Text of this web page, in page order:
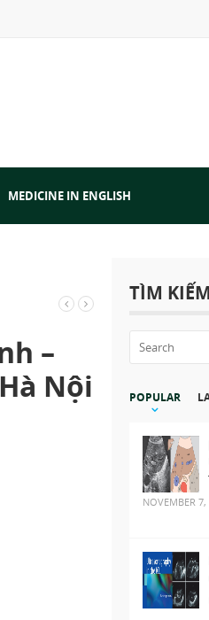
MEDICINE IN ENGLISH
–
Nội
TÌM KIẾM
POPULAR
NOVEMBER